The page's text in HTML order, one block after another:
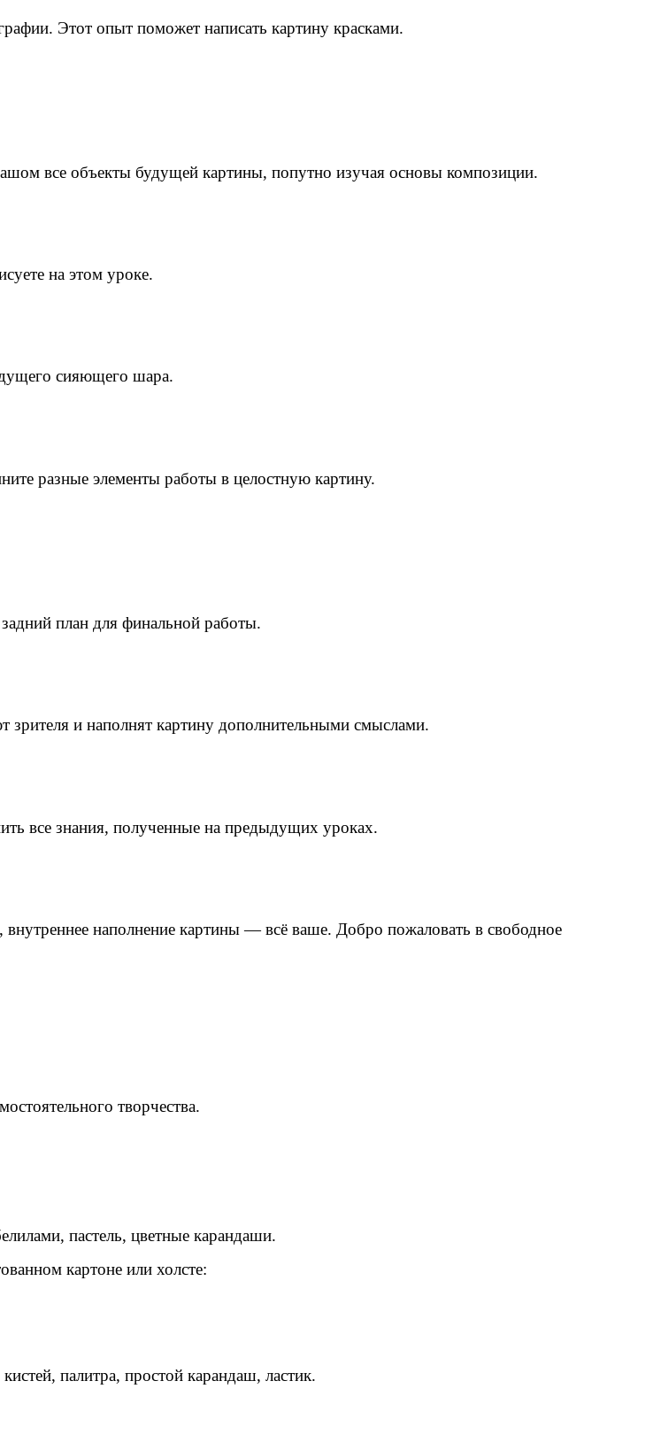
Этот опыт поможет написать картину красками.
все объекты будущей картины, попутно изучая основы композиции.
на этом уроке.
сияющего шара.
разные элементы работы в целостную картину.
план для финальной работы.
зрителя и наполнят картину дополнительными смыслами.
все знания, полученные на предыдущих уроках.
наполнение картины — всё ваше. Добро пожаловать в свободное
творчества.
пастель, цветные карандаши.
картоне или холсте:
палитра, простой карандаш, ластик.